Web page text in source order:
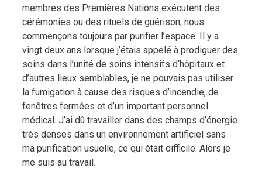
membres des Premières Nations exécutent des
cérémonies ou des rituels de guérison, nous
commençons toujours par purifier l’espace. Il y a
vingt deux ans lorsque j’étais appelé à prodiguer des
soins dans l’unité de soins intensifs d‘hôpitaux et
d’autres lieux semblables, je ne pouvais pas utiliser
la fumigation à cause des risques d’incendie, de
fenêtres fermées et d’un important personnel
médical. J’ai dû travailler dans des champs d’énergie
très denses dans un environnement artificiel sans
ma purification usuelle, ce qui était difficile. Alors je
me suis au travail.